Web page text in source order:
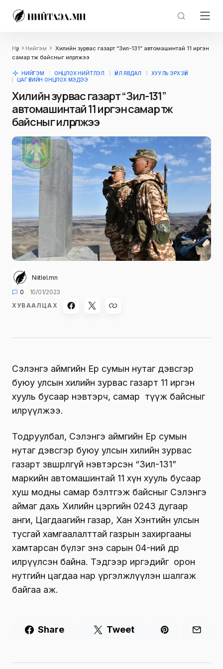
Нүүр Нийгэм
Хилийн зурвас газарт “Зил-131” автомашинтай 11 иргэн
самар түүж байсныг илрүүлжээ
НИЙГЭМ ОНЦЛОХ НИЙТЛЭЛ ҮЙЛ ЯВДАЛ
ХУУЛЬ ЭРХ ЗҮЙ
ЦАГ ҮЕИЙН ОНЦЛОХ МЭДЭЭ
Хилийн зурвас газарт “Зил-131”
автомашинтай 11 иргэн самар түүж
байсныг илрүүлжээ
Niitlel.mn
0
10/01/2023
ХУВААЛЦАХ
Сэлэнгэ аймгийн Ерөө сумын нутаг дэвсгэр
буюу улсын хилийн зурвас газарт 11 иргэн
хууль бусаар нэвтэрч, самар түүж байсныг
илрүүлжээ.
Тодруулбал, Сэлэнгэ аймгийн Ерөө сумын
нутаг дэвсгэр буюу улсын хилийн зурвас
газарт зөвшөөрөлгүй нэвтэрсэн “Зил-131”
маркийн автомашинтай 11 хүн хууль бусаар
хуш модны самар бэлтгэж байсныг Сэлэнгэ
аймаг дахь Хилийн цэргийн 0243 дугаар
анги, Цагдаагийн газар, Хан Хэнтийн улсын
тусгай хамгаалалттай газрын захиргааны
хамтарсан бүлэг энэ сарын 04-ний өдөр
илрүүлсэн байна. Тэдгээр иргэдийг орон
нутгийн цагдаа нар үргэлжлүүлэн шалгаж
байгаа аж.
Share Tweet